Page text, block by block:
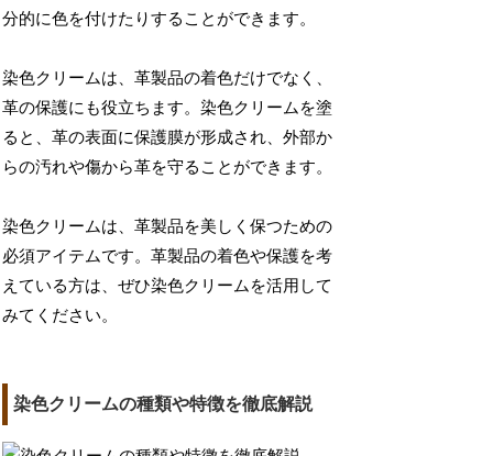
分的に色を付けたりすることができます。
染色クリームは、革製品の着色だけでなく、
革の保護にも役立ちます。染色クリームを塗
ると、革の表面に保護膜が形成され、外部か
らの汚れや傷から革を守ることができます。
染色クリームは、革製品を美しく保つための
必須アイテムです。革製品の着色や保護を考
えている方は、ぜひ染色クリームを活用して
みてください。
染色クリームの種類や特徴を徹底解説